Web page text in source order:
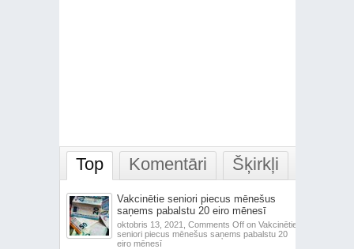
Top Komentāri Šķirkļi
Vakcinētie seniori piecus mēnešus
saņems pabalstu 20 eiro mēnesī
oktobris 13, 2021, Comments Offon Vakcinētie
seniori piecus mēnešus saņems pabalstu 20
eiro mēnesī